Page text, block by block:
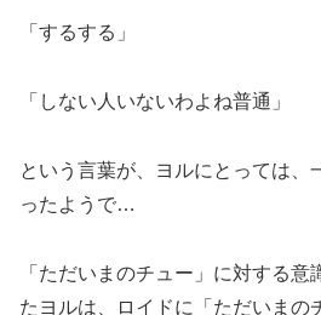
「するする」
「しない人いないわよね普通」
という言葉が、ヨルにとっては、
ったようで…
「ただいまのチュー」に対する
たヨルは、ロイドに「ただいまの